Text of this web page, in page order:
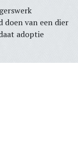
doen van een dier
adoptie